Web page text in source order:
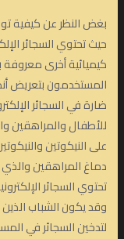
بغض النظر عن كيفية
حيث تحتوي السجائر
كيميائية أخرى معروفة
المستخدمون بتعريض
ضارة في السجائر
للأطفال والمراهقين
على النيكوتين
دماغ المراهقين
تحتوي السجائر
وقد يكون الشباب الذين
لتدخين السجائر في